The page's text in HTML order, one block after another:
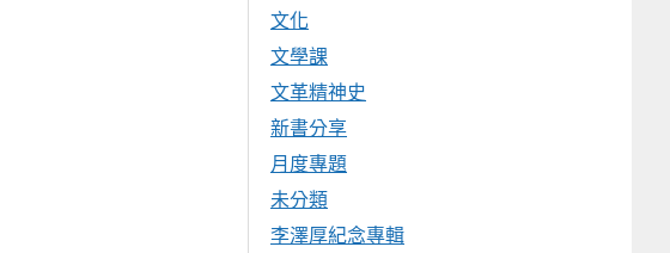
文化
文學課
文革精神史
新書分享
月度專題
未分類
李澤厚紀念專輯